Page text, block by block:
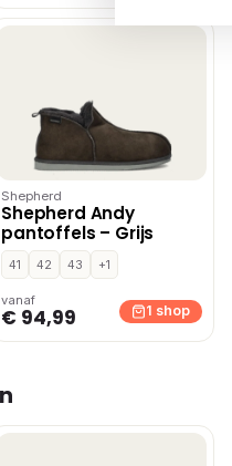
Shepherd
Shepherd Andy
pantoffels – Grijs
41 42 43 +1
vanaf
€ 94,99 1 shop